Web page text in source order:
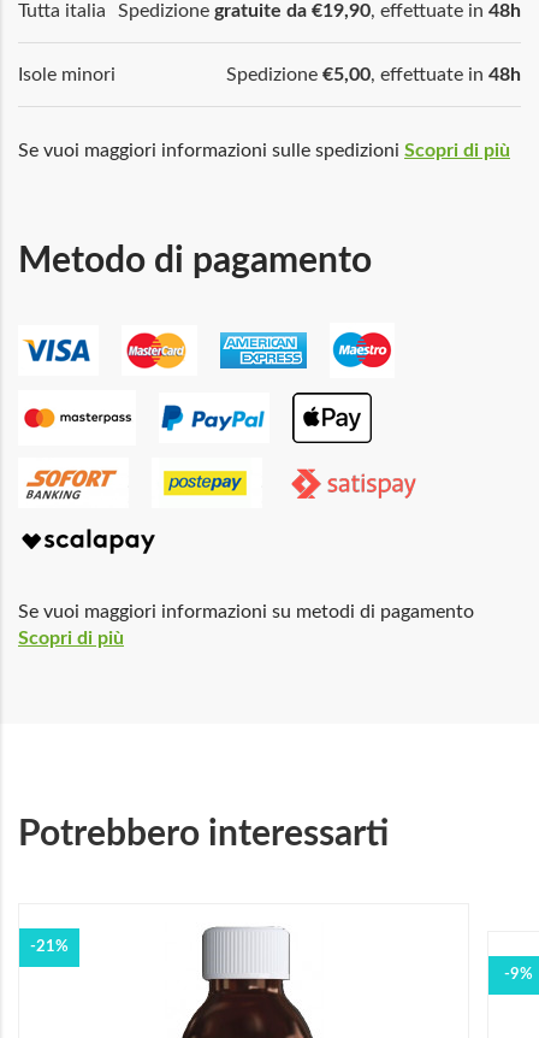
Tutta italia Spedizione gratuite da €19,90, effettuate in 48h
Isole minori Spedizione €5,00, effettuate in 48h
Se vuoi maggiori informazioni sulle spedizioni Scopri di più
Metodo di pagamento
Se vuoi maggiori informazioni su metodi di pagamento
Scopri di più
Potrebbero interessarti
-21%
-9%